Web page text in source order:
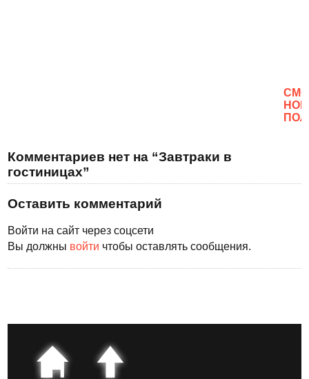
Комментариев нет на “Завтраки в
гостиницах”
Оставить комментарий
Войти на сайт через соцсети
Вы должны войти чтобы оставлять сообщения.